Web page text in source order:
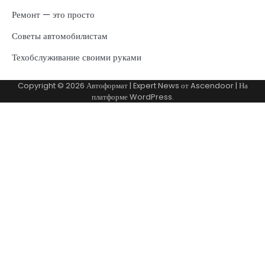
Ремонт — это просто
Советы автомобилистам
Техобслуживание своими руками
Copyright © 2026 Автоформат| Expert News отAscendoor| На
платформеWordPress.